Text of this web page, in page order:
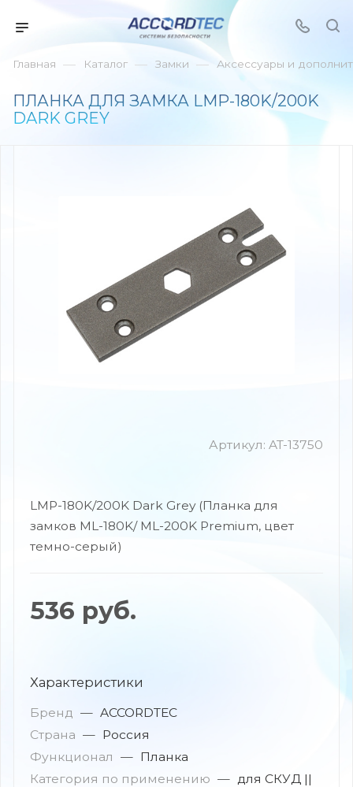
Главная — Каталог — Замки — Аксессуары и
ПЛАНКА ДЛЯ ЗАМКА LMP-180K/200K
DARK GREY
Артикул: AT-13750
LMP-180K/200K Dark Grey (Планка для
замков ML-180K/ ML-200K Premium, цвет
темно-серый)
536 руб.
Характеристики
Бренд — ACCORDTEC
Страна — Россия
Функционал — Планка
Категория по применению — для СКУД ||